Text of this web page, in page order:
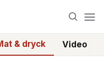
& dryck Video